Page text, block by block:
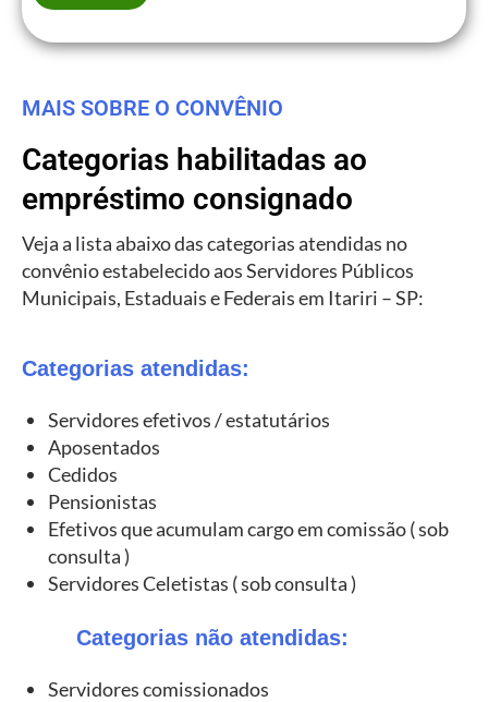
MAIS SOBRE O CONVÊNIO
Categorias habilitadas ao
empréstimo consignado
Veja a lista abaixo das categorias atendidas no
convênio estabelecido aos Servidores Públicos
Municipais, Estaduais e Federais em Itariri – SP:
Categorias atendidas:
Servidores efetivos / estatutários
Aposentados
Cedidos
Pensionistas
Efetivos que acumulam cargo em comissão ( sob
consulta )
Servidores Celetistas ( sob consulta )
Categorias não atendidas:
Servidores comissionados